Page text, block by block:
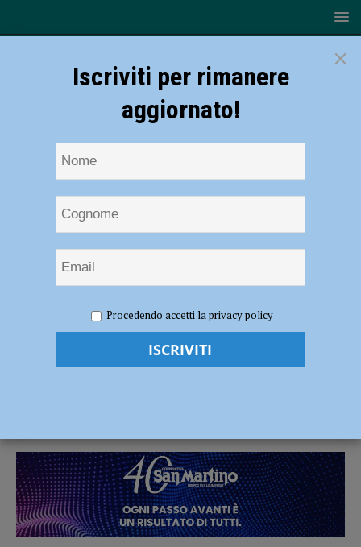
Ravenna per tenere viva la speranza
Bakery, a Ravenna per tenere viva la
×
Iscriviti per rimanere
aggiornato!
Procedendo accetti la privacy policy